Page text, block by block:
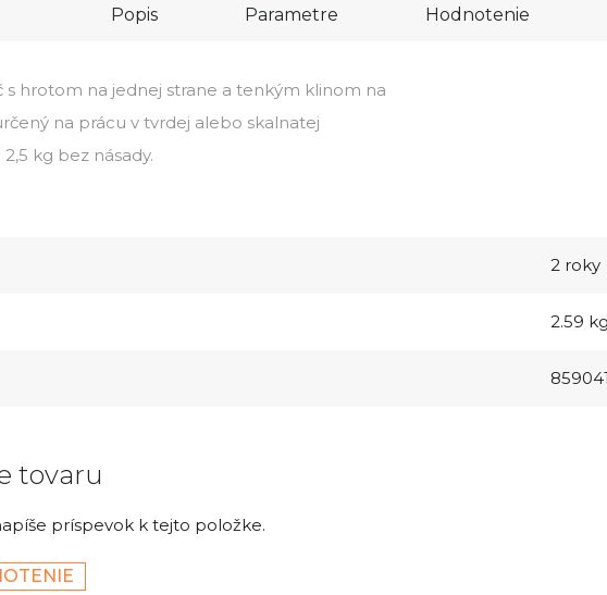
Popis Parametre Hodnotenie
s hrotom na jednej strane a tenkým klinom na
na prácu v tvrdej alebo skalnatej
kg bez násady.
2 roky
2.59 kg
tovaru
príspevok k tejto položke.